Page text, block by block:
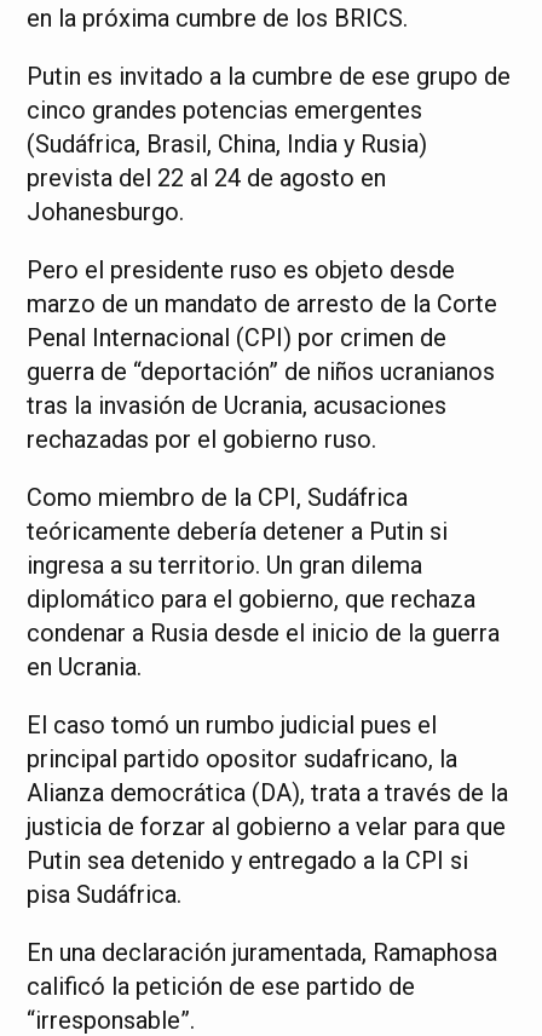
en la próxima cumbre de los BRICS.
Putin es invitado a la cumbre de ese grupo de
cinco grandes potencias emergentes
(Sudáfrica, Brasil, China, India y Rusia)
prevista del 22 al 24 de agosto en
Johanesburgo.
Pero el presidente ruso es objeto desde
marzo de un mandato de arresto de la Corte
Penal Internacional (CPI) por crimen de
guerra de “deportación” de niños ucranianos
tras la invasión de Ucrania, acusaciones
rechazadas por el gobierno ruso.
Como miembro de la CPI, Sudáfrica
teóricamente debería detener a Putin si
ingresa a su territorio. Un gran dilema
diplomático para el gobierno, que rechaza
condenar a Rusia desde el inicio de la guerra
en Ucrania.
El caso tomó un rumbo judicial pues el
principal partido opositor sudafricano, la
Alianza democrática (DA), trata a través de la
justicia de forzar al gobierno a velar para que
Putin sea detenido y entregado a la CPI si
pisa Sudáfrica.
En una declaración juramentada, Ramaphosa
calificó la petición de ese partido de
“irresponsable”.